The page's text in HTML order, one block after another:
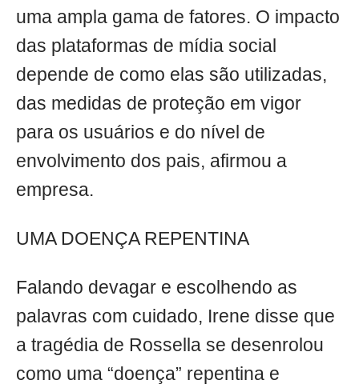
uma ampla gama de fatores. O impacto
das plataformas de mídia social
depende de como elas são utilizadas,
das medidas de proteção em vigor
para os usuários e do nível de
envolvimento dos pais, afirmou a
empresa.
UMA DOENÇA REPENTINA
Falando devagar e escolhendo as
palavras com cuidado, Irene disse que
a tragédia de Rossella se desenrolou
como uma “doença” repentina e